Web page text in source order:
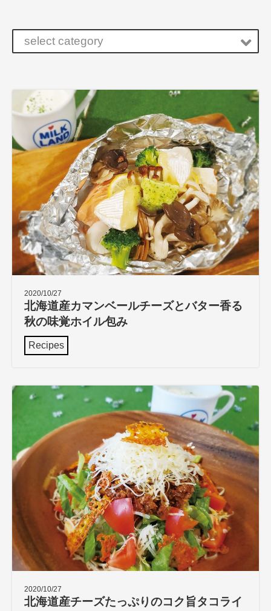
select category
2020/10/27
北海道産カマンベールチーズとバター香る
秋の味覚ホイル包み
Recipes
2020/10/27
北海道産チーズたっぷりのコク旨タコライ